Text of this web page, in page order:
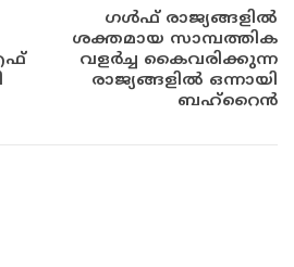
ഗൾഫ് രാജ്യങ്ങളിൽ
ശക്തമായ സാമ്പത്തിക
വളർച്ച കൈവരിക്കുന്ന
രാജ്യങ്ങളിൽ ഒന്നായി
ബഹ്‌റൈൻ